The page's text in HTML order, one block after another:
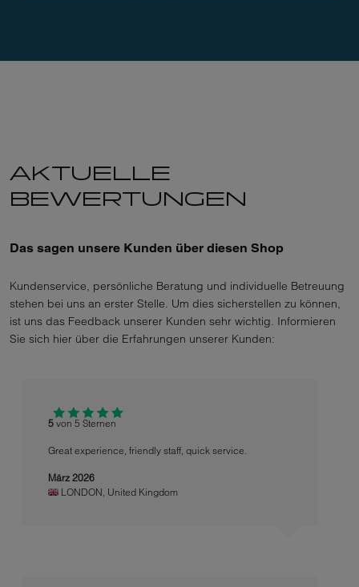
…
AKTUELLE
BEWERTUNGEN
Das sagen unsere Kunden über diesen Shop
Kundenservice, persönliche Beratung und individuelle Betreuung
stehen bei uns an erster Stelle. Um dies sicherstellen zu können,
ist uns das Feedback unserer Kunden sehr wichtig. Informieren
Sie sich hier über die Erfahrungen unserer Kunden:
5 von 5 Sternen
Great experience, friendly staff, quick service.
März 2026
LONDON United Kingdom